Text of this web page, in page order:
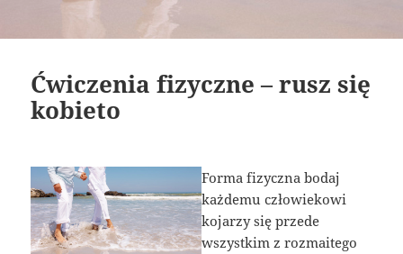
Ćwiczenia fizyczne – rusz się
kobieto
Forma fizyczna bodaj
każdemu człowiekowi
kojarzy się przede
wszystkim z rozmaitego